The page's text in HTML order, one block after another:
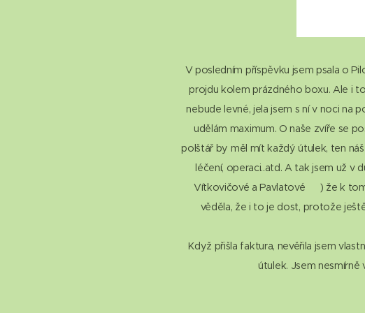
V posledním příspěvku jsem psala o
projdu kolem prázdného boxu. Ale i
nebude levné, jela jsem s ní v noci na
udělám maximum. O naše zvíře se
polštář by měl mít každý útulek, ten
léčení, operaci..atd. A tak jsem už v
Vítkovičové a Pavlatové 💗) že k
věděla, že i to je dost, protože
Když přišla faktura, nevěřila jsem
útulek. Jsem